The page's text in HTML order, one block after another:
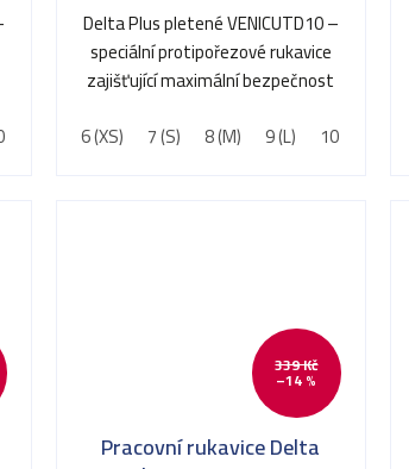
11 (XXL)
Delta Plus pletené VENICUTD10 –
speciální protipořezové rukavice
zajišťující maximální bezpečnost
6 (XS) 7 (S) 8 (M) 9 (L) 10 (XL)
339 Kč
–14 %
Pracovní rukavice Delta